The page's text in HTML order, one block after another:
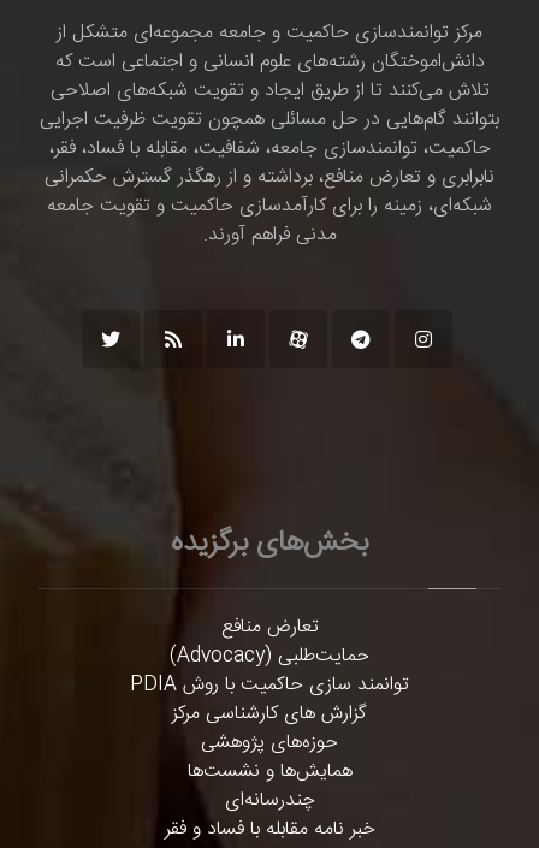
مرکز توانمندسازی حاکمیت و جامعه مجموعه‌ای متشکل از
دانش‌اموختگان رشته‌های علوم انسانی و اجتماعی است که
تلاش می‌کنند تا از طریق ایجاد و تقویت شبکه‌های اصلاحی
بتوانند گام‌هایی در حل مسائلی همچون تقویت ظرفیت اجرایی
حاکمیت، توانمندسازی جامعه، شفافیت، مقابله با فساد، فقر،
نابرابری و تعارض منافع، برداشته و از رهگذر گسترش حکمرانی
شبکه‌ای، زمینه را برای کارآمدسازی حاکمیت و تقویت جامعه
مدنی فراهم آورند.
بخش‌های برگزیده
تعارض منافع
حمایت‌طلبی (Advocacy)
توانمند سازی حاکمیت با روش PDIA
گزارش های کارشناسی مرکز
حوزه‌های پژوهشی
همایش‌ها و نشست‌ها
چندرسانه‌ای
خبر نامه مقابله با فساد و فقر